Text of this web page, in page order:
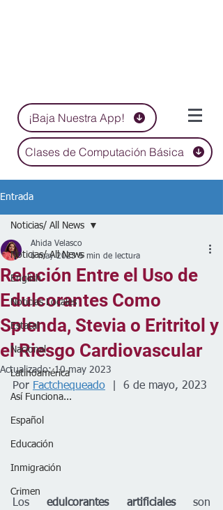
¡Baja Nuestra App!
Clases de Computación Básica
Entrada
Noticias/ All News
English
Noticias Locales
Estatal
Nacional
Latinoamérica
Así Funciona...
Español
Educación
Inmigración
Crimen
Noticias/ All News
Relación Entre el Uso de
Edulcorantes Como
Splenda, Stevia o Eritritol y
el Riesgo Cardiovascular
Ahida Velasco
6 may 2023 5 min de lectura
Actualizado:10 may 2023
Por Factchequeado
  |  6 de mayo, 2023
Los edulcorantes artificiales son